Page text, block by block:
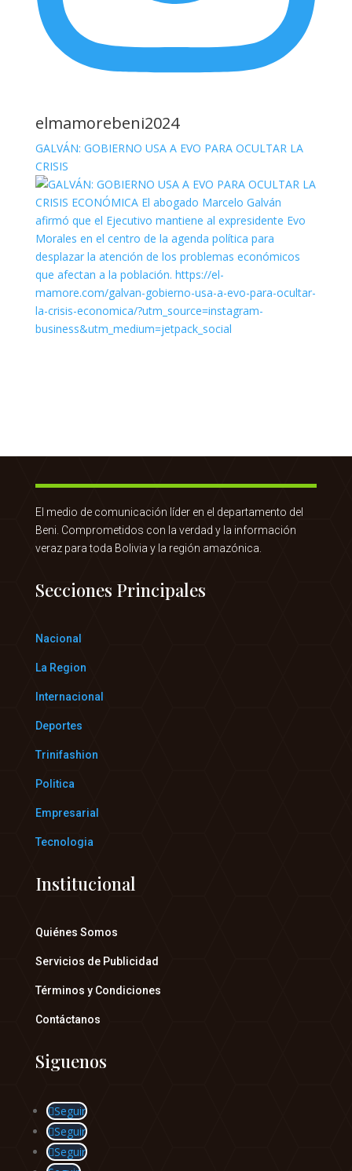
elmamorebeni2024
GALVÁN: GOBIERNO USA A EVO PARA OCULTAR LA
CRISIS
El medio de comunicación líder en el departamento del
Beni. Comprometidos con la verdad y la información
veraz para toda Bolivia y la región amazónica.
Secciones Principales
Nacional
La Region
Internacional
Deportes
Trinifashion
Politica
Empresarial
Tecnologia
Institucional
Quiénes Somos
Servicios de Publicidad
Términos y Condiciones
Contáctanos
Siguenos
Seguir
Seguir
Seguir